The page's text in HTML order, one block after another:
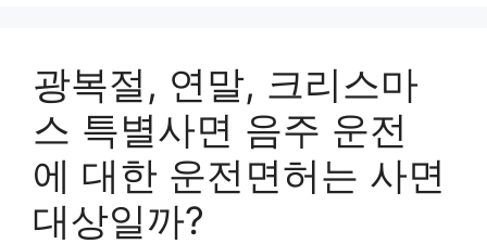
광복절, 연말, 크리스마
스 특별사면 음주 운전
에 대한 운전면허는 사면
대상일까?